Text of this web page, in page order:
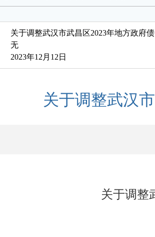
关于调整武汉市武昌区2023年地方政府
无
2023年12月12日
关于调整武汉
关于调整